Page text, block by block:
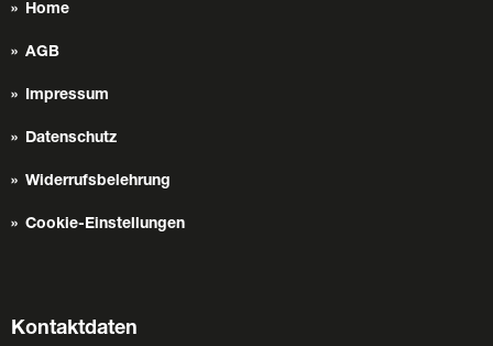
Home
AGB
Impressum
Datenschutz
Widerrufsbelehrung
Cookie-Einstellungen
Kontaktdaten